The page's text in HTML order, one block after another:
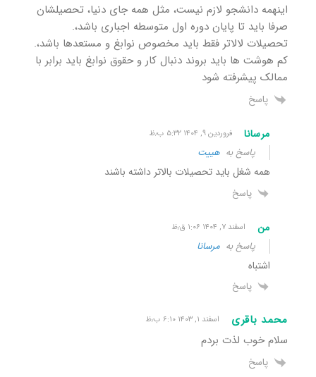
اینهمه دانشجو لازم نیست، مثل همه جای دنیا، تحصیلشان
صرفا باید تا پایان دوره اول متوسطه اجباری باشد،.
تحصیلات لالاتر فقط باید مخصوص نوابغ و مستعدها باشد،.
کم هوشت ها باید بروند دنبال کار و حقوق نوابغ باید برابر با
ممالک پیشرفته شود
پاسخ
مرسانا فروردین ۹, ۱۴۰۴ ۵:۳۲ ب٫ظ
پاسخ به هییت
همه شغل باید تحصیلات بالاتر داشته باشند
پاسخ
من اسفند ۷, ۱۴۰۴ ۱:۰۶ ق٫ظ
پاسخ به مرسانا
اشتباه
پاسخ
محمد باقری اسفند ۱, ۱۴۰۳ ۶:۱۰ ب٫ظ
سلام خوب لذت بردم
پاسخ